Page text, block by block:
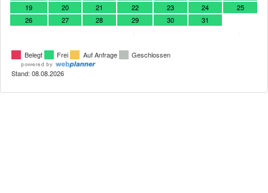
19
20 21 22 23 24
25
26
27 28 29 30
31
Belegt Frei Auf Anfrage
Geschlossen
Stand: 08.08.2026